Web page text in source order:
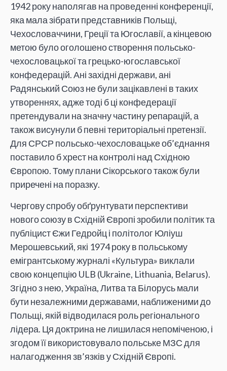
1942 року наполягав на проведенні конференції,
яка мала зібрати представників Польщі,
Чехословаччини, Греції та Югославії, а кінцевою
метою було оголошено створення польсько-
чехословацької та грецько-югославської
конфедерацій. Ані західні держави, ані
Радянський Союз не були зацікавлені в таких
утвореннях, адже тоді б ці конфедерації
претендували на значну частину репарацій, а
також висунули б певні територіальні претензії.
Для СРСР польсько-чехословацьке об’єднання
поставило б хрест на контролі над Східною
Європою. Тому плани Сікорського також були
приречені на поразку.
Чергову спробу обґрунтувати перспективи
нового союзу в Східній Європі зробили політик та
публіцист Єжи Гедройц і політолог Юліуш
Мерошевський, які 1974 року в польському
емігрантському журналі «Культура» виклали
свою концепцію ULB (Ukraine, Lithuania, Belarus).
Згідно з нею, Україна, Литва та Білорусь мали
бути незалежними державами, наближеними до
Польщі, якій відводилася роль регіонального
лідера. Ця доктрина не лишилася непоміченою, і
згодом її використовувало польське МЗС для
налагодження зв’язків у Східній Європі.